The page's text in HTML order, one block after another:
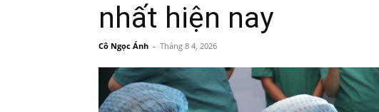
nhất hiện nay
Cô Ngọc Ánh - Tháng 8 4, 2026